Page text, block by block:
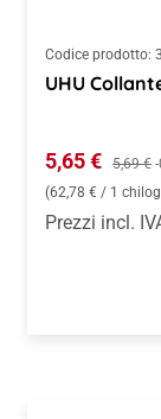
Codice prodotto:
UHU
Prezzo di
5,65 € Prezzo
5,69 €
(62,78 € / 1
Prezzi incl.